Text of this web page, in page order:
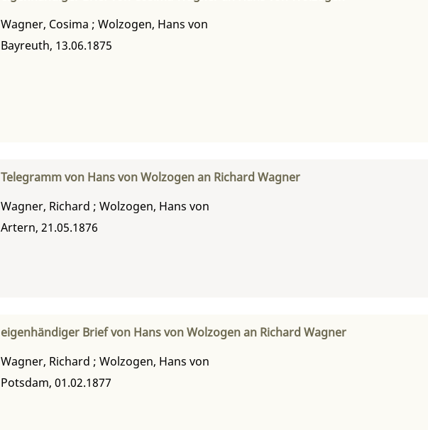
Wagner, Cosima ; Wolzogen, Hans von
Bayreuth, 13.06.1875
Telegramm von Hans von Wolzogen an Richard Wagner
Wagner, Richard ; Wolzogen, Hans von
Artern, 21.05.1876
eigenhändiger Brief von Hans von Wolzogen an Richard Wagner
Wagner, Richard ; Wolzogen, Hans von
Potsdam, 01.02.1877